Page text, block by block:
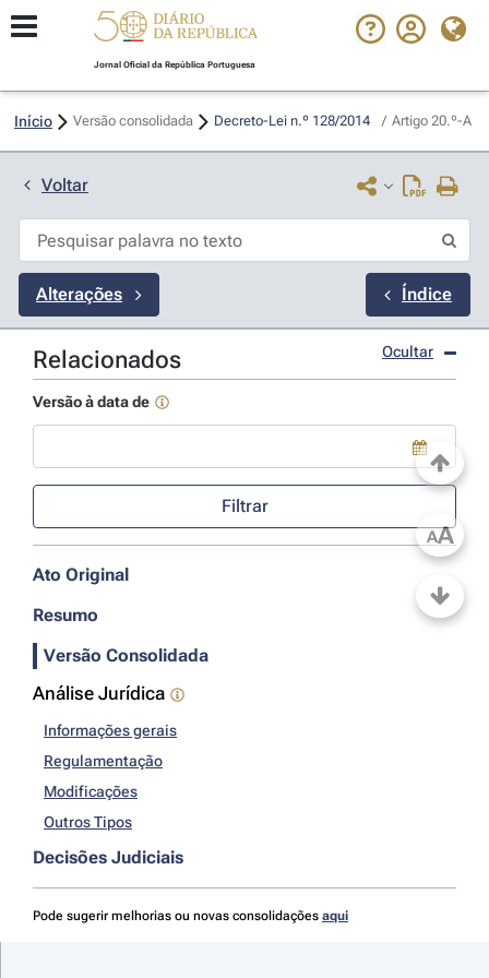
Jornal Oficial da República Portuguesa
Início Versão consolidada Decreto-Lei n.º 128/2014 / Artigo 20.º-A
Voltar
Alterações Índice
Relacionados Ocultar
Versão à data de
Use a tecla de seta para baixo para abrir o calendário; Use as
Filtrar
Ato Original
Resumo
Versão Consolidada
Análise Jurídica
Informações gerais
Regulamentação
Modificações
Outros Tipos
Decisões Judiciais
Pode sugerir melhorias ou novas consolidações aqui
AA